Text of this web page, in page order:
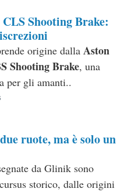
Shooting Brake:
origine dalla Aston
Shooting Brake, una
per gli amanti..
ruote, ma è solo un
da Glinik sono
storico, dalle origini